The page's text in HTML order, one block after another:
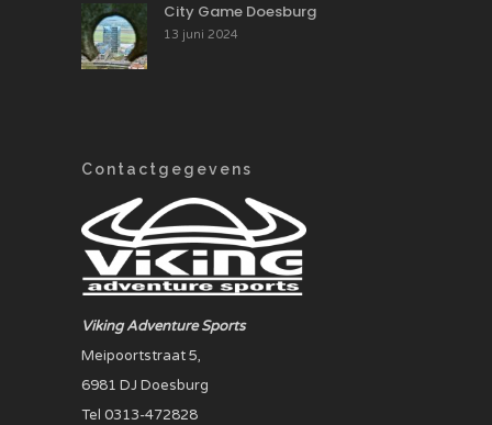
City Game Doesburg
13 juni 2024
Contactgegevens
Viking Adventure Sports
Meipoortstraat 5,
6981 DJ Doesburg
Tel 0313-472828